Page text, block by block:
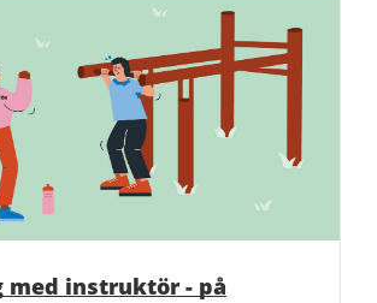
med instruktör - på